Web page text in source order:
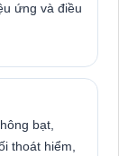
ứng và điều
bạt,
thoát hiểm,